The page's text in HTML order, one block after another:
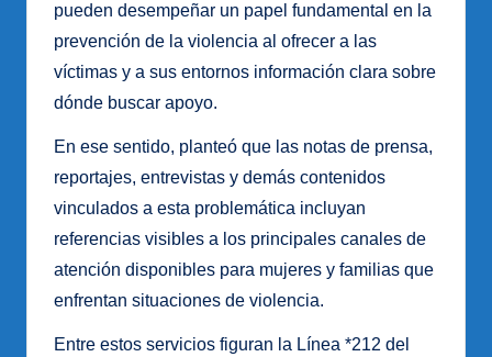
pueden desempeñar un papel fundamental en la
prevención de la violencia al ofrecer a las
víctimas y a sus entornos información clara sobre
dónde buscar apoyo.
En ese sentido, planteó que las notas de prensa,
reportajes, entrevistas y demás contenidos
vinculados a esta problemática incluyan
referencias visibles a los principales canales de
atención disponibles para mujeres y familias que
enfrentan situaciones de violencia.
Entre estos servicios figuran la Línea *212 del